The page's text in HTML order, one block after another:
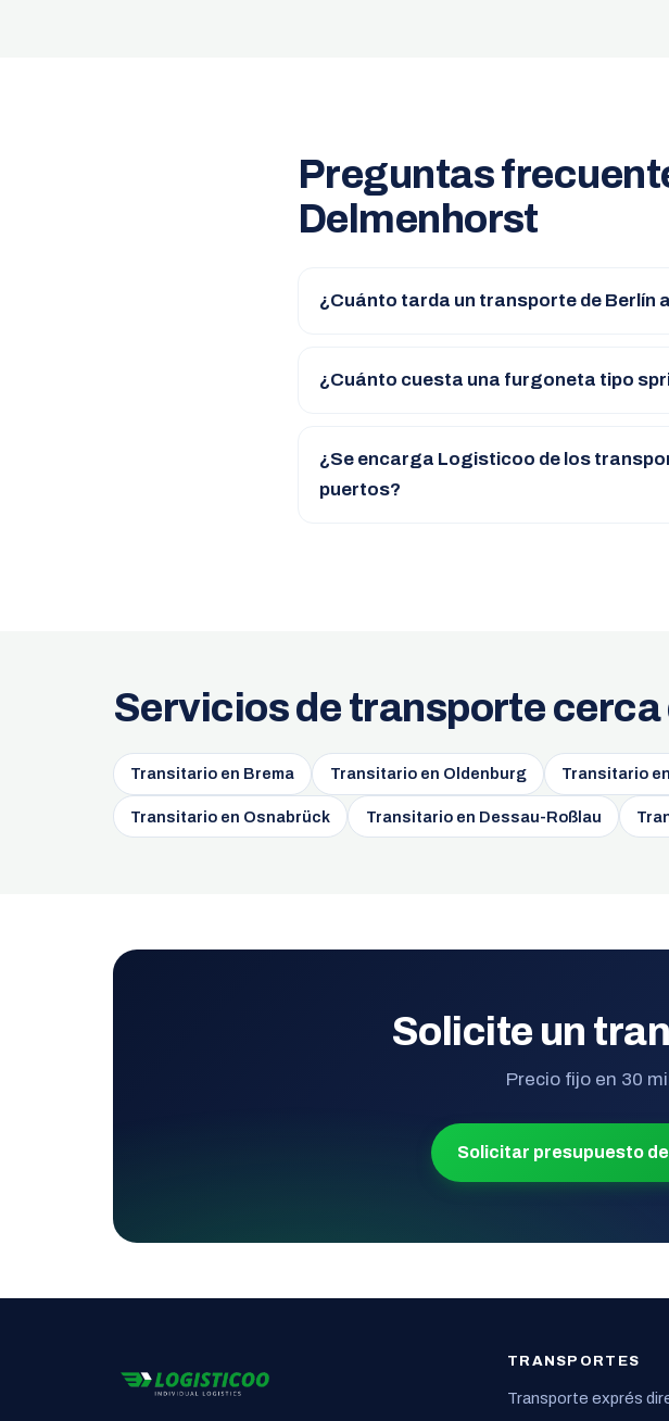
Preguntas
Delmenhorst
¿Cuánto tarda un transporte de Berlín
¿Cuánto cuesta una furgoneta tipo
¿Se encarga Logisticoo de los
puertos?
Servicios de transporte
Transitario en Brema Transitario en Oldenburg Transitario
Transitario en Osnabrück Transitario en Dessau-Roßlau
Solicite un
Precio fijo en 30
Solicitar presupuesto
TRANSPORTES
Transporte exprés